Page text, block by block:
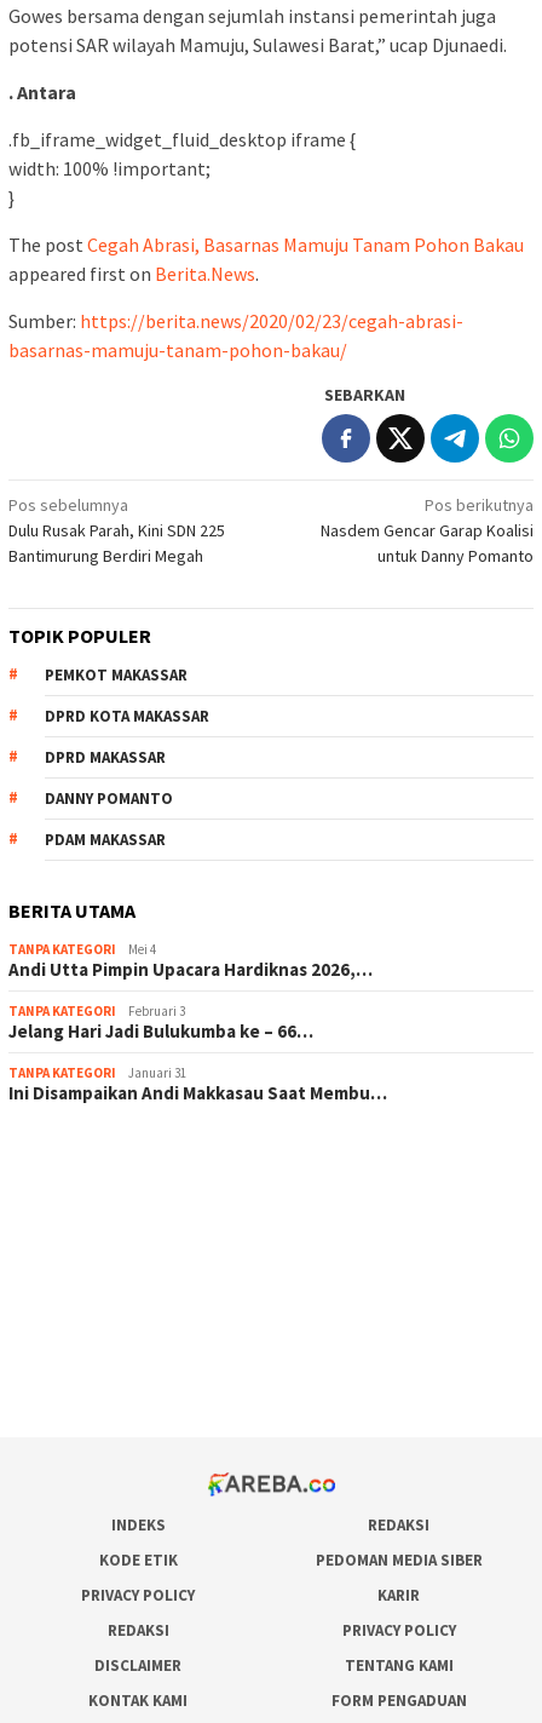
Gowes bersama dengan sejumlah instansi pemerintah juga
potensi SAR wilayah Mamuju, Sulawesi Barat,” ucap Djunaedi.
. Antara
.fb_iframe_widget_fluid_desktop iframe {
width: 100% !important;
}
The post Cegah Abrasi, Basarnas Mamuju Tanam Pohon Bakau
appeared first on Berita.News.
Sumber: https://berita.news/2020/02/23/cegah-abrasi-
basarnas-mamuju-tanam-pohon-bakau/
SEBARKAN
Navigasi
pos
Pos sebelumnya
Dulu Rusak Parah, Kini SDN 225
Bantimurung Berdiri Megah
Pos berikutnya
Nasdem Gencar Garap Koalisi
untuk Danny Pomanto
TOPIK POPULER
PEMKOT MAKASSAR
DPRD KOTA MAKASSAR
DPRD MAKASSAR
DANNY POMANTO
PDAM MAKASSAR
BERITA UTAMA
TANPA KATEGORI Mei 4
Andi Utta Pimpin Upacara Hardiknas 2026,…
TANPA KATEGORI Februari 3
Jelang Hari Jadi Bulukumba ke – 66…
TANPA KATEGORI Januari 31
Ini Disampaikan Andi Makkasau Saat Membu…
INDEKS
REDAKSI
KODE ETIK
PEDOMAN MEDIA SIBER
PRIVACY POLICY
KARIR
REDAKSI
PRIVACY POLICY
DISCLAIMER
TENTANG KAMI
KONTAK KAMI
FORM PENGADUAN